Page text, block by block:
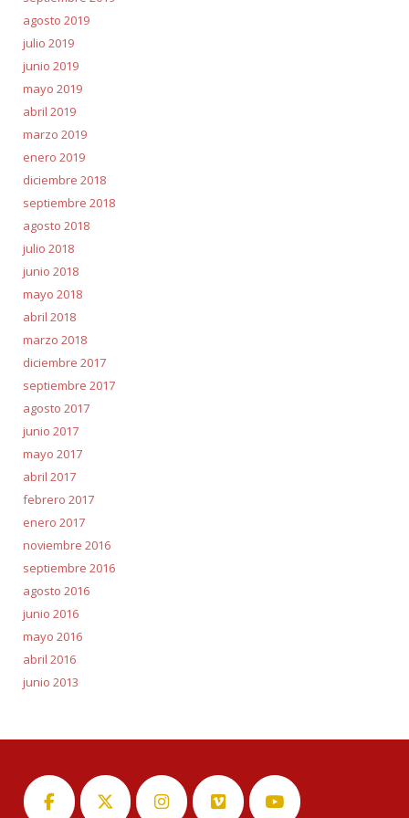
agosto 2019
julio 2019
junio 2019
mayo 2019
abril 2019
marzo 2019
enero 2019
diciembre 2018
septiembre 2018
agosto 2018
julio 2018
junio 2018
mayo 2018
abril 2018
marzo 2018
diciembre 2017
septiembre 2017
agosto 2017
junio 2017
mayo 2017
abril 2017
febrero 2017
enero 2017
noviembre 2016
septiembre 2016
agosto 2016
junio 2016
mayo 2016
abril 2016
junio 2013